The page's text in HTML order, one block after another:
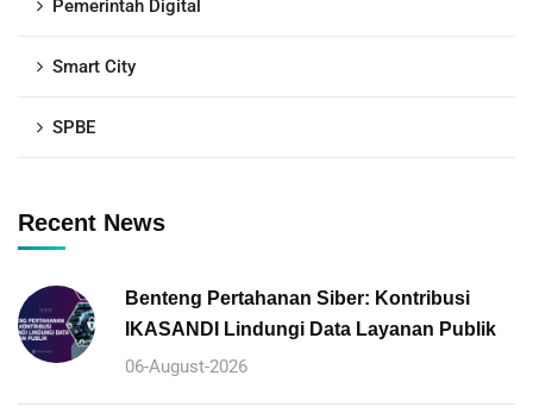
Pemerintah Digital
Smart City
SPBE
Recent News
Benteng Pertahanan Siber: Kontribusi
IKASANDI Lindungi Data Layanan Publik
06-August-2026